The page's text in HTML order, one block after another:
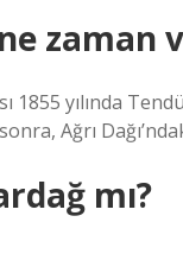
zaman
yılında
Ağrı
mı?